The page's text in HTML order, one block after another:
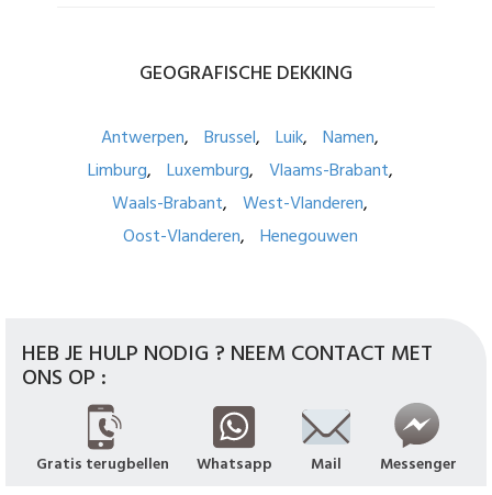
GEOGRAFISCHE DEKKING
Antwerpen Brussel Luik
Namen
Limburg
Luxemburg
Vlaams-Brabant
Waals-Brabant
West-Vlanderen
Oost-Vlanderen
Henegouwen
HEB JE HULP NODIG ? NEEM CONTACT MET
ONS OP :
Gratis terugbellen Whatsapp Mail Messenger